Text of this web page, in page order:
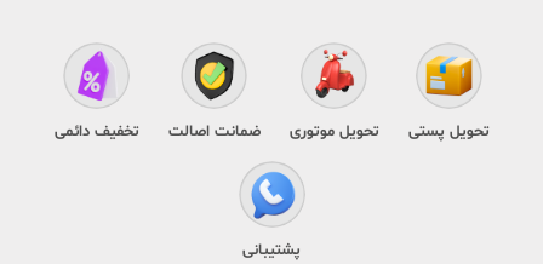
تحویل پستی تحویل موتوری ضمانت اصالت تخفیف دائمی
پشتیبانی